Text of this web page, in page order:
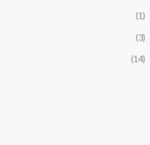
(1)
(3)
(14)